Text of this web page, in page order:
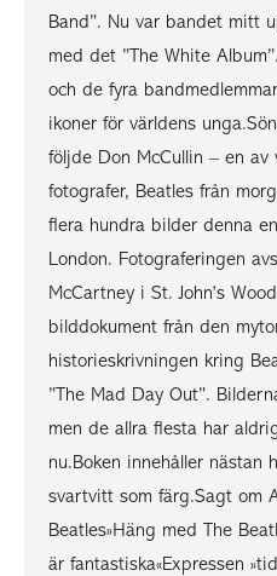
Band”. Nu var bandet mitt
med det ”The White
och de fyra
ikoner för världens
följde Don McCullin – en av
fotografer, Beatles från
flera hundra bilder denna
London. Fotograferingen
McCartney i St. John’s
bilddokument från den
historieskrivningen kring
”The Mad Day Out”.
men de allra flesta har
nu.Boken innehåller nästan
svartvitt som färg.Sagt om
Beatles»Häng med The
är fantastiska«Expressen